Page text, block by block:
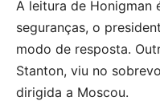
A leitura de Honigman
seguranças, o
modo de resposta.
Stanton, viu no
dirigida a Moscou.